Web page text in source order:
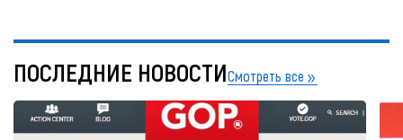
ПОСЛЕДНИЕ НОВОСТИСмотреть все